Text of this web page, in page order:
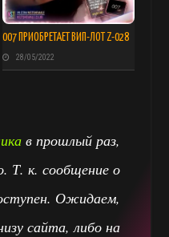
007 ПРИОБРЕТАЕТ ВИП-ЛОТ Z-028
28/05/2022
в прошлый раз,
Т. к. сообщение о
Ожидаем,
сайта, либо на